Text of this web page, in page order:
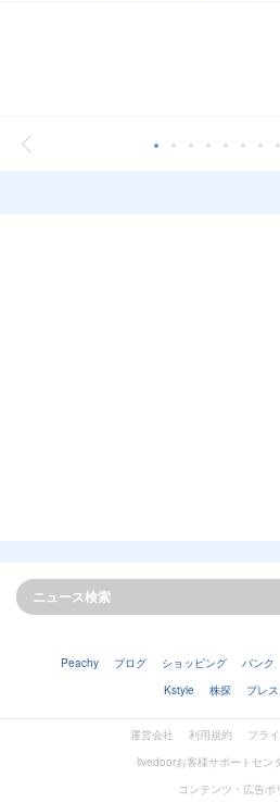
Peachy ブログ ショッピング バンク
Kstyle
株探 プレ
運営会社 利用規約
プラ
livedoorお客様サポートセン
コンテンツ・広告ポ